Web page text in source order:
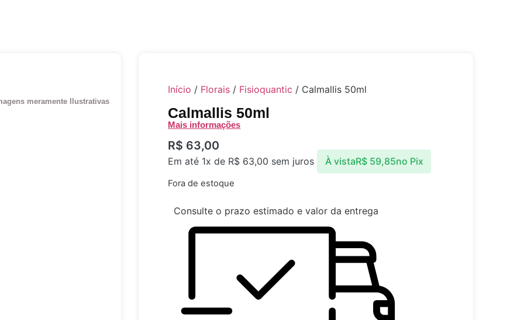
meramente Ilustrativas
Início / Florais / Fisioquantic / Calmallis 50ml
Calmallis 50ml
Mais informações
R$ 63,00
Em até 1x de R$ 63,00 sem juros À vistaR$59,85no Pix
Fora de estoque
Consulte o prazo estimado e valor da entrega